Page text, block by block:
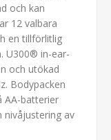
och kan
12 valbara
en tillförlitlig
U300® in-ear-
och utökad
Bodypacken
AA-batterier
nivåjustering av